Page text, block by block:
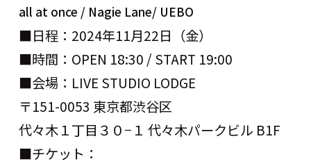
all at once / Nagie Lane/ UEBO
■日程：2024年11月22日（金）
■時間：OPEN 18:30 / START 19:00
■会場：LIVE STUDIO LODGE
〒151-0053 東京都渋谷区
代々木１丁目３０−１ 代々木パークビル B1F
■チケット：